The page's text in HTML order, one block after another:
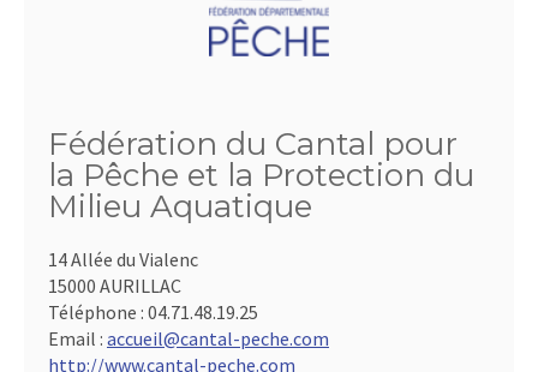
Fédération du Cantal pour
la Pêche et la Protection du
Milieu Aquatique
14 Allée du Vialenc
15000 AURILLAC
Téléphone : 04.71.48.19.25
Email : accueil@cantal-peche.com
http://www.cantal-peche.com